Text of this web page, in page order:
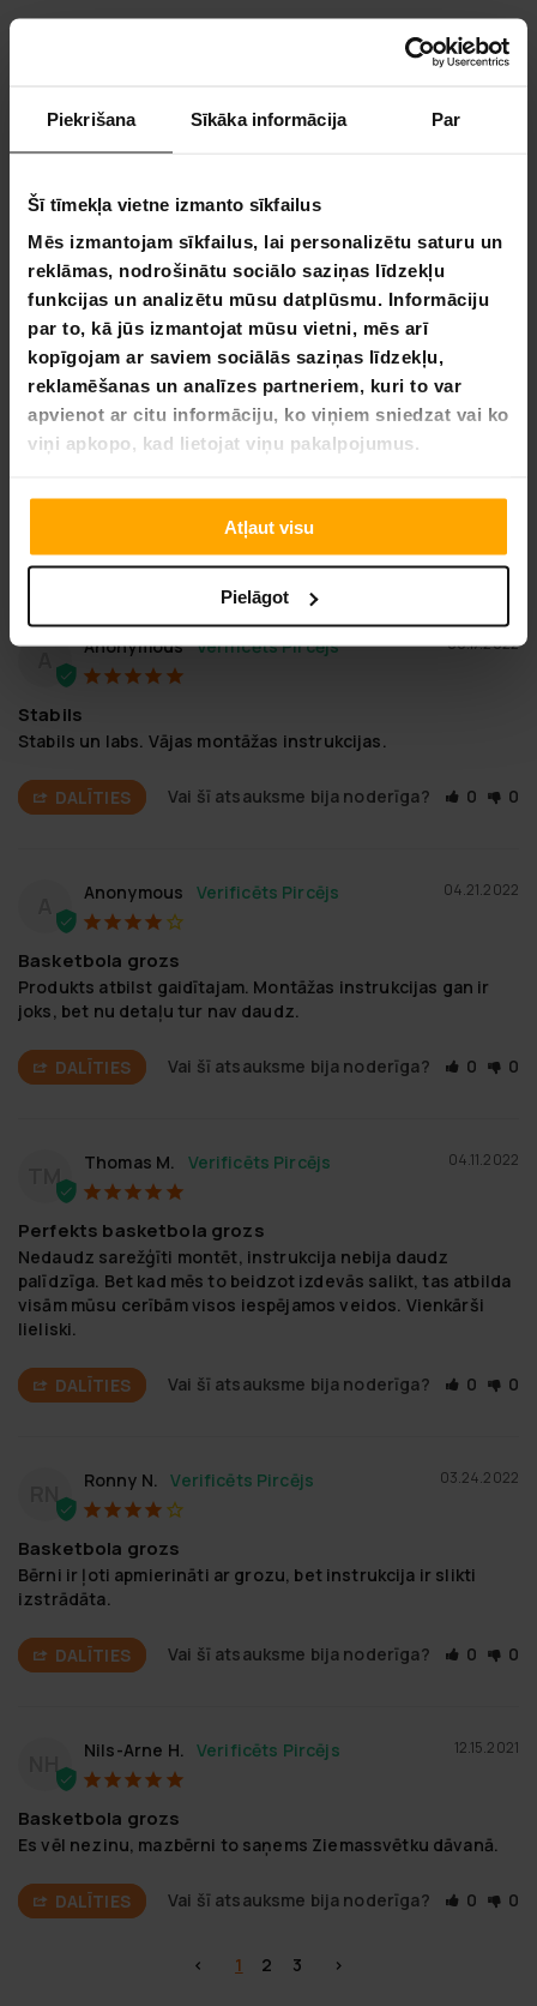
Piekrišana Sīkāka informācija Par
Šī tīmekļa vietne izmanto sīkfailus
Mēs izmantojam sīkfailus, lai personalizētu saturu un
reklāmas, nodrošinātu sociālo saziņas līdzekļu
funkcijas un analizētu mūsu datplūsmu. Informāciju
par to, kā jūs izmantojat mūsu vietni, mēs arī
kopīgojam ar saviem sociālās saziņas līdzekļu,
reklamēšanas un analīzes partneriem, kuri to var
apvienot ar citu informāciju, ko viņiem sniedzat vai ko
viņi apkopo, kad lietojat viņu pakalpojumus.
Atļaut visu
Pielāgot
4,8
7
1
0
0
UZRAKSTĪT ATSAUKSMI
UZDOT JAUTĀJUMU
06.17.2022
Anonymous
Stabils
Stabils un labs. Vājas montāžas instrukcijas.
DALĪTIES Vai šī atsauksme bija noderīga? 0 0
04.21.2022
Anonymous
Basketbola grozs
Produkts atbilst gaidītajam. Montāžas instrukcijas gan ir
joks, bet nu detaļu tur nav daudz.
DALĪTIES Vai šī atsauksme bija noderīga? 0 0
TM
04.11.2022
Thomas M.
Perfekts basketbola grozs
Nedaudz sarežģīti montēt, instrukcija nebija daudz
palīdzīga. Bet kad mēs to beidzot izdevās salikt, tas atbilda
visām mūsu cerībām visos iespējamos veidos. Vienkārši
lieliski.
DALĪTIES Vai šī atsauksme bija noderīga? 0 0
RN
03.24.2022
Ronny N.
Basketbola grozs
Bērni ir ļoti apmierināti ar grozu, bet instrukcija ir slikti
izstrādāta.
DALĪTIES Vai šī atsauksme bija noderīga? 0 0
NH
12.15.2021
Nils-Arne H.
Basketbola grozs
Es vēl nezinu, mazbērni to saņems Ziemassvētku dāvanā.
DALĪTIES Vai šī atsauksme bija noderīga? 0 0
< 1 2 3 >